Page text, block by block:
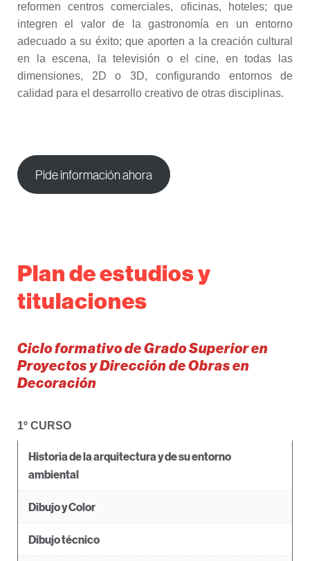
reformen centros comerciales, oficinas, hoteles; que
integren el valor de la gastronomía en un entorno
adecuado a su éxito; que aporten a la creación cultural
en la escena, la televisión o el cine, en todas las
dimensiones, 2D o 3D, configurando entornos de
calidad para el desarrollo creativo de otras disciplinas.
Pide información ahora
Plan de estudios y
titulaciones
Ciclo formativo de Grado Superior en
Proyectos y Dirección de Obras en
Decoración
1º CURSO
Historia de la arquitectura y de su entorno
ambiental
Dibujo y Color
Dibujo técnico